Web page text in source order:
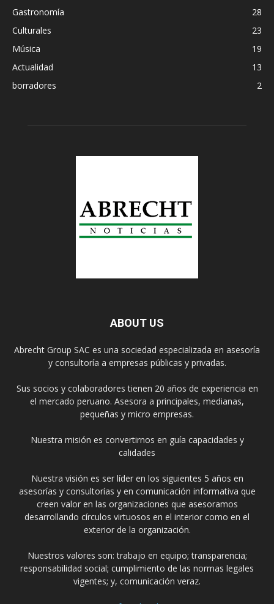
Gastronomía
28
Culturales
23
Música
19
Actualidad
13
borradores
2
ABOUT US
Abrecht Group SAC es una sociedad especializada en asesoría
y consultoría a empresas públicas y privadas.
Sus socios y colaboradores tienen 20 años de experiencia en
el mercado peruano. Asesora a principales, medianas,
pequeñas y micro empresas.
Nuestra misión es convertirnos en guía capacidades y
calidades
Nuestra visión es ser líder en los siguientes 5 años en
asesorías y consultorías y en comunicación informativa que
creen valor en las organizaciones que asesoramos
desarrollando círculos virtuosos en el interior como en el
exterior de la organización.
Nuestros valores son: trabajo en equipo; transparencia;
responsabilidad social; cumplimiento de las normas legales
vigentes; y, comunicación veraz.